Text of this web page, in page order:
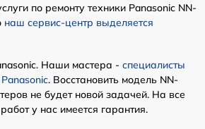
по ремонту техники Panasonic NN-
наш сервис-центр выделяется
Наши мастера - специалисты
. Восстановить модель NN-
не будет новой задачей. На все
у нас имеется гарантия.